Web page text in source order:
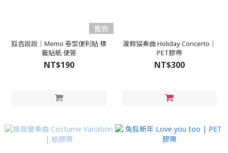
售完
狐吉說說｜Memo 卷型便利貼 標
籤貼紙 便簽
NT$190
渡假協奏曲 Holiday Concerto｜
PET膠帶
NT$300